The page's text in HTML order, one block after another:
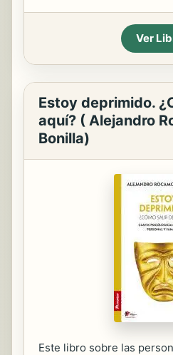
Ver
Estoy deprimido.
aquí? ( Alejandro
Bonilla)
Este libro sobre las